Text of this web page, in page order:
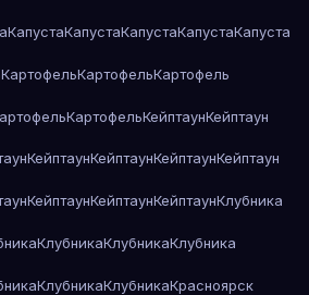
КапустаКапустаКапустаКапустаКапуста
КартофельКартофельКартофель
КартофельКейптаунКейптаун
КейптаунКейптаунКейптаунКейптаун
КейптаунКейптаунКейптаунКлубника
КлубникаКлубникаКлубника
КлубникаКлубникаКрасноярск